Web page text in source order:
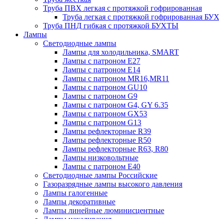
Труба ПВХ легкая с протяжкой гофрированная
Труба легкая с протяжкой гофрированная
Труба ПНД гибкая с протяжкой БУХТЫ
Лампы
Светодиодные лампы
Лампы для холодильника, SMART
Лампы с патроном E27
Лампы с патроном Е14
Лампы с патроном MR16,MR11
Лампы с патроном GU10
Лампы с патроном G9
Лампы с патроном G4, GY 6.35
Лампы с патроном GX53
Лампы с патроном G13
Лампы рефлекторные R39
Лампы рефлекторные R50
Лампы рефлекторные R63, R80
Лампы низковольтные
Лампы с патроном Е40
Светодиодные лампы Российские
Газоразрядные лампы высокого давления
Лампы галогенные
Лампы декоративные
Лампы линейные люминисцентные